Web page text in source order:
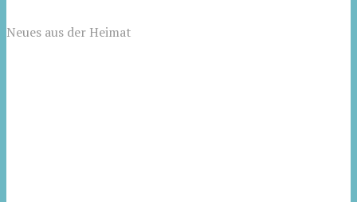
Neues aus der Heimat